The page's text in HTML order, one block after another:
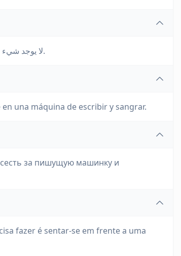
لا يوجد شيء في الكتابة. كل ما عليك فعله هو الجلوس أمام الآلة الكاتبة ونزف.
una máquina de escribir y sangrar.
за пишущую машинку и
fazer é sentar-se em frente a uma